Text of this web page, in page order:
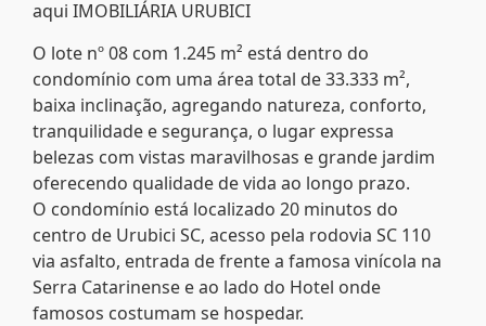
aqui IMOBILIÁRIA URUBICI
O lote nº 08 com 1.245 m² está dentro do
condomínio com uma área total de 33.333 m²,
baixa inclinação, agregando natureza, conforto,
tranquilidade e segurança, o lugar expressa
belezas com vistas maravilhosas e grande jardim
oferecendo qualidade de vida ao longo prazo.
O condomínio está localizado 20 minutos do
centro de Urubici SC, acesso pela rodovia SC 110
via asfalto, entrada de frente a famosa vinícola na
Serra Catarinense e ao lado do Hotel onde
famosos costumam se hospedar.